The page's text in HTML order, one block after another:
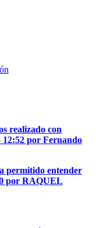
realizado con
12:52 por Fernando
permitido entender
por RAQUEL